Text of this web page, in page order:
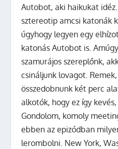
Autobot, aki haikukat
sztereotip amcsi katonák
úgyhogy legyen egy
katonás Autobot is.
szamurájos szereplőnk,
csináljunk lovagot.
összedobnunk két perc
alkotók, hogy ez így
Gondolom, komoly
ebben az epizódban
lerombolni. New York,